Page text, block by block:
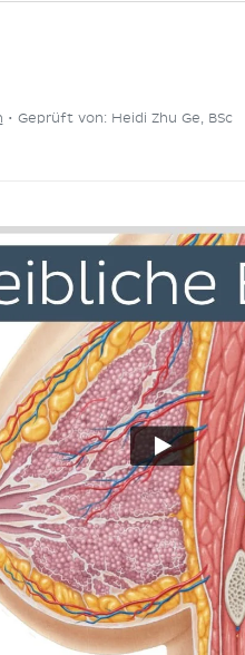
•Geprüft von: Heidi Zhu Ge, BSc